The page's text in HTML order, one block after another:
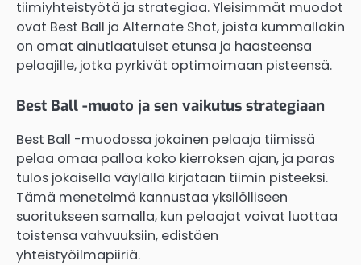
tiimiyhteistyötä ja strategiaa. Yleisimmät muodot
ovat Best Ball ja Alternate Shot, joista kummallakin
on omat ainutlaatuiset etunsa ja haasteensa
pelaajille, jotka pyrkivät optimoimaan pisteensä.
Best Ball -muoto ja sen vaikutus strategiaan
Best Ball -muodossa jokainen pelaaja tiimissä
pelaa omaa palloa koko kierroksen ajan, ja paras
tulos jokaisella väylällä kirjataan tiimin pisteeksi.
Tämä menetelmä kannustaa yksilölliseen
suoritukseen samalla, kun pelaajat voivat luottaa
toistensa vahvuuksiin, edistäen
yhteistyöilmapiiriä.